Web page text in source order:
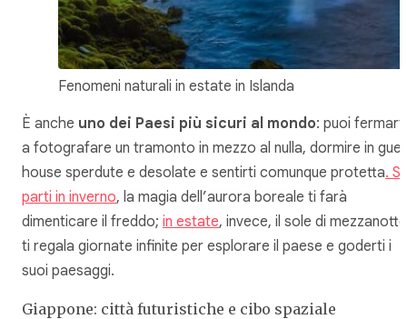
Fenomeni naturali in estate in Islanda
È anche uno dei Paesi più sicuri al mondo: puoi fermarti
a fotografare un tramonto in mezzo al nulla, dormire in
house sperdute e desolate e sentirti comunque protetta.
parti in inverno, la magia dell’aurora boreale ti farà
dimenticare il freddo; in estate, invece, il sole di mezzanotte
ti regala giornate infinite per esplorare il paese e goderti i
suoi paesaggi.
Giappone: città futuristiche e cibo spaziale